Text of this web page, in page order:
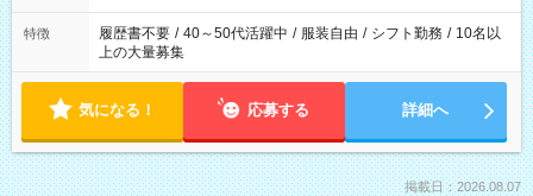
特徴 履歴書不要 / 40～50代活躍中 / 服装自由 / シフト勤務 / 10名以
上の大量募集
気になる！ 応募する 詳細へ
掲載日：2026.08.07